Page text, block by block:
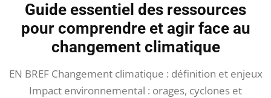
Guide essentiel des ressources
pour comprendre et agir face au
changement climatique
EN BREF Changement climatique : définition et enjeux
Impact environnemental : orages, cyclones et